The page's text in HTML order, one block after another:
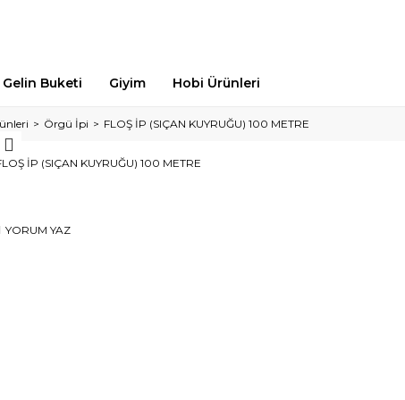
Gelin Buketi Giyim Hobi Ürünleri
Örgü İpi FLOŞ İP (SIÇAN KUYRUĞU) 100 METRE
YORUM YAZ